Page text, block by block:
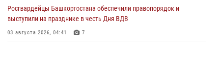
Росгвардейцы Башкортостана обеспечили правопорядок и
выступили на празднике в честь Дня ВДВ
03 августа 2026, 04:41 7